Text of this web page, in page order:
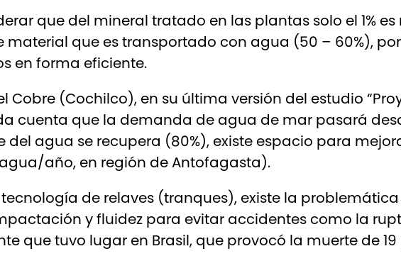
que del mineral tratado en las plantas solo el 1%
que es transportado con agua (50 – 60%),
en forma eficiente.
Cobre (Cochilco), en su última versión del estudio
cuenta que la demanda de agua de mar pasará
del agua se recupera (80%), existe espacio para
año, en región de Antofagasta).
de relaves (tranques), existe la
y fluidez para evitar accidentes como la
que tuvo lugar en Brasil, que provocó la muerte de